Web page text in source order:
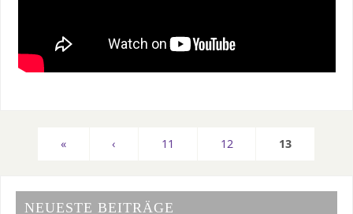
« ‹ 11 12 13
NEUESTE BEITRÄGE